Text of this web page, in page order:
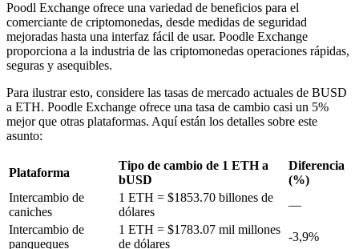
Poodl Exchange ofrece una variedad de beneficios para el
comerciante de criptomonedas, desde medidas de seguridad
mejoradas hasta una interfaz fácil de usar. Poodle Exchange
proporciona a la industria de las criptomonedas operaciones rápidas,
seguras y asequibles.
Para ilustrar esto, considere las tasas de mercado actuales de BUSD
a ETH. Poodle Exchange ofrece una tasa de cambio casi un 5%
mejor que otras plataformas. Aquí están los detalles sobre este
asunto:
Plataforma
Tipo de cambio de 1 ETH a
bUSD
Diferencia
(%)
Intercambio de
caniches
1 ETH = $1853.70 billones de
dólares
—
Intercambio de
panqueques
1 ETH = $1783.07 mil millones
de dólares
-3,9%